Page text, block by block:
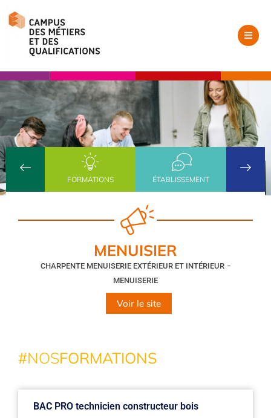
FORMATIONS ÉTABLISSEMENT
MENUISIER
CHARPENTE MENUISERIE EXTÉRIEUR ET INTÉRIEUR-
MENUISERIE
Voir le site
#NOSFORMATIONS
BAC PRO technicien constructeur bois